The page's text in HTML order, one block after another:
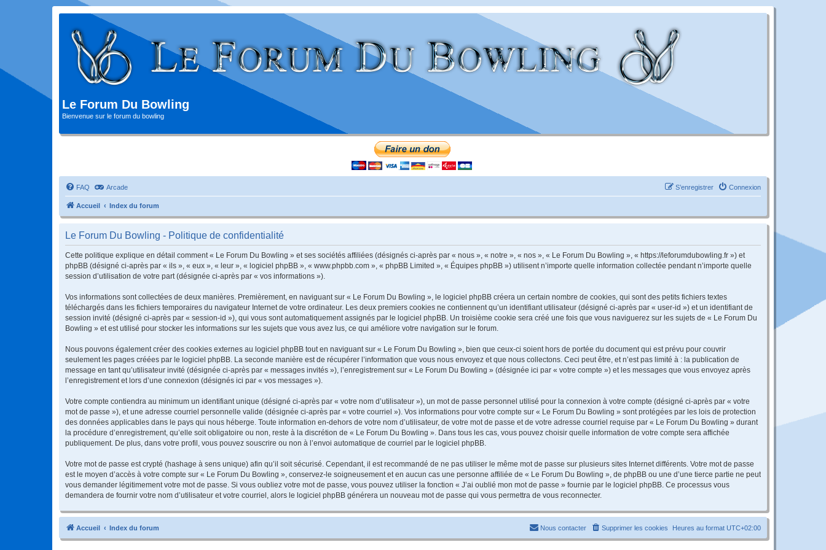
Le Forum Du Bowling
Bienvenue sur le forum du bowling
FAQ Arcade Connexion
S’enregistrer
Accueil Index du forum
Le Forum Du Bowling - Politique de confidentialité
Cette politique explique en détail comment « Le Forum Du Bowling » et ses sociétés affiliées (désignés ci-après par « nous », « notre », « nos », « Le Forum Du Bowling », « https://leforumdubowling.fr ») et
phpBB (désigné ci-après par « ils », « eux », « leur », « logiciel phpBB », « www.phpbb.com », « phpBB Limited », « Équipes phpBB ») utilisent n’importe quelle information collectée pendant n’importe quelle
session d’utilisation de votre part (désignée ci-après par « vos informations »).
Vos informations sont collectées de deux manières. Premièrement, en naviguant sur « Le Forum Du Bowling », le logiciel phpBB créera un certain nombre de cookies, qui sont des petits fichiers textes
téléchargés dans les fichiers temporaires du navigateur Internet de votre ordinateur. Les deux premiers cookies ne contiennent qu’un identifiant utilisateur (désigné ci-après par « user-id ») et un identifiant de
session invité (désigné ci-après par « session-id »), qui vous sont automatiquement assignés par le logiciel phpBB. Un troisième cookie sera créé une fois que vous naviguerez sur les sujets de « Le Forum Du
Bowling » et est utilisé pour stocker les informations sur les sujets que vous avez lus, ce qui améliore votre navigation sur le forum.
Nous pouvons également créer des cookies externes au logiciel phpBB tout en naviguant sur « Le Forum Du Bowling », bien que ceux-ci soient hors de portée du document qui est prévu pour couvrir
seulement les pages créées par le logiciel phpBB. La seconde manière est de récupérer l’information que vous nous envoyez et que nous collectons. Ceci peut être, et n’est pas limité à : la publication de
message en tant qu’utilisateur invité (désignée ci-après par « messages invités »), l’enregistrement sur « Le Forum Du Bowling » (désignée ici par « votre compte ») et les messages que vous envoyez après
l’enregistrement et lors d’une connexion (désignés ici par « vos messages »).
Votre compte contiendra au minimum un identifiant unique (désigné ci-après par « votre nom d’utilisateur »), un mot de passe personnel utilisé pour la connexion à votre compte (désigné ci-après par « votre
mot de passe »), et une adresse courriel personnelle valide (désignée ci-après par « votre courriel »). Vos informations pour votre compte sur « Le Forum Du Bowling » sont protégées par les lois de protection
des données applicables dans le pays qui nous héberge. Toute information en-dehors de votre nom d’utilisateur, de votre mot de passe et de votre adresse courriel requise par « Le Forum Du Bowling » durant
la procédure d’enregistrement, qu’elle soit obligatoire ou non, reste à la discrétion de « Le Forum Du Bowling ». Dans tous les cas, vous pouvez choisir quelle information de votre compte sera affichée
publiquement. De plus, dans votre profil, vous pouvez souscrire ou non à l’envoi automatique de courriel par le logiciel phpBB.
Votre mot de passe est crypté (hashage à sens unique) afin qu’il soit sécurisé. Cependant, il est recommandé de ne pas utiliser le même mot de passe sur plusieurs sites Internet différents. Votre mot de passe
est le moyen d’accès à votre compte sur « Le Forum Du Bowling », conservez-le soigneusement et en aucun cas une personne affiliée de « Le Forum Du Bowling », de phpBB ou une d’une tierce partie ne peut
vous demander légitimement votre mot de passe. Si vous oubliez votre mot de passe, vous pouvez utiliser la fonction « J’ai oublié mon mot de passe » fournie par le logiciel phpBB. Ce processus vous
demandera de fournir votre nom d’utilisateur et votre courriel, alors le logiciel phpBB générera un nouveau mot de passe qui vous permettra de vous reconnecter.
Accueil Index du forum Heures au format UTC+02:00
Supprimer les cookies
Nous contacter